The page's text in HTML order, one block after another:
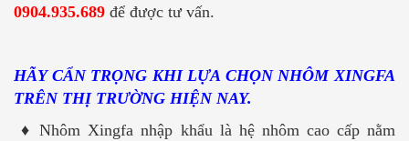
0904.935.689 để được tư vấn.
HÃY CẨN TRỌNG KHI LỰA CHỌN NHÔM XINGFA
TRÊN THỊ TRƯỜNG HIỆN NAY.
♦ Nhôm Xingfa nhập khẩu là hệ nhôm cao cấp nằm